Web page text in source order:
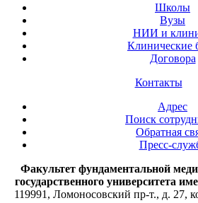
Школы
Вузы
НИИ и
Клинические
Договора
Контакты
Адрес
Поиск
Обратная
Пресс-
Факультет фундаментальной
государственного университета
119991, Ломоносовский пр-т., д. 27,